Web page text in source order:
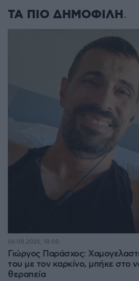
ΤΑ ΠΙΟ ΔΗΜΟΦΙΛΗ
Γιώργος Παράσχος:
του με τον καρκίνο, μπήκε στο
θεραπεία
06.08.2026, 18:00